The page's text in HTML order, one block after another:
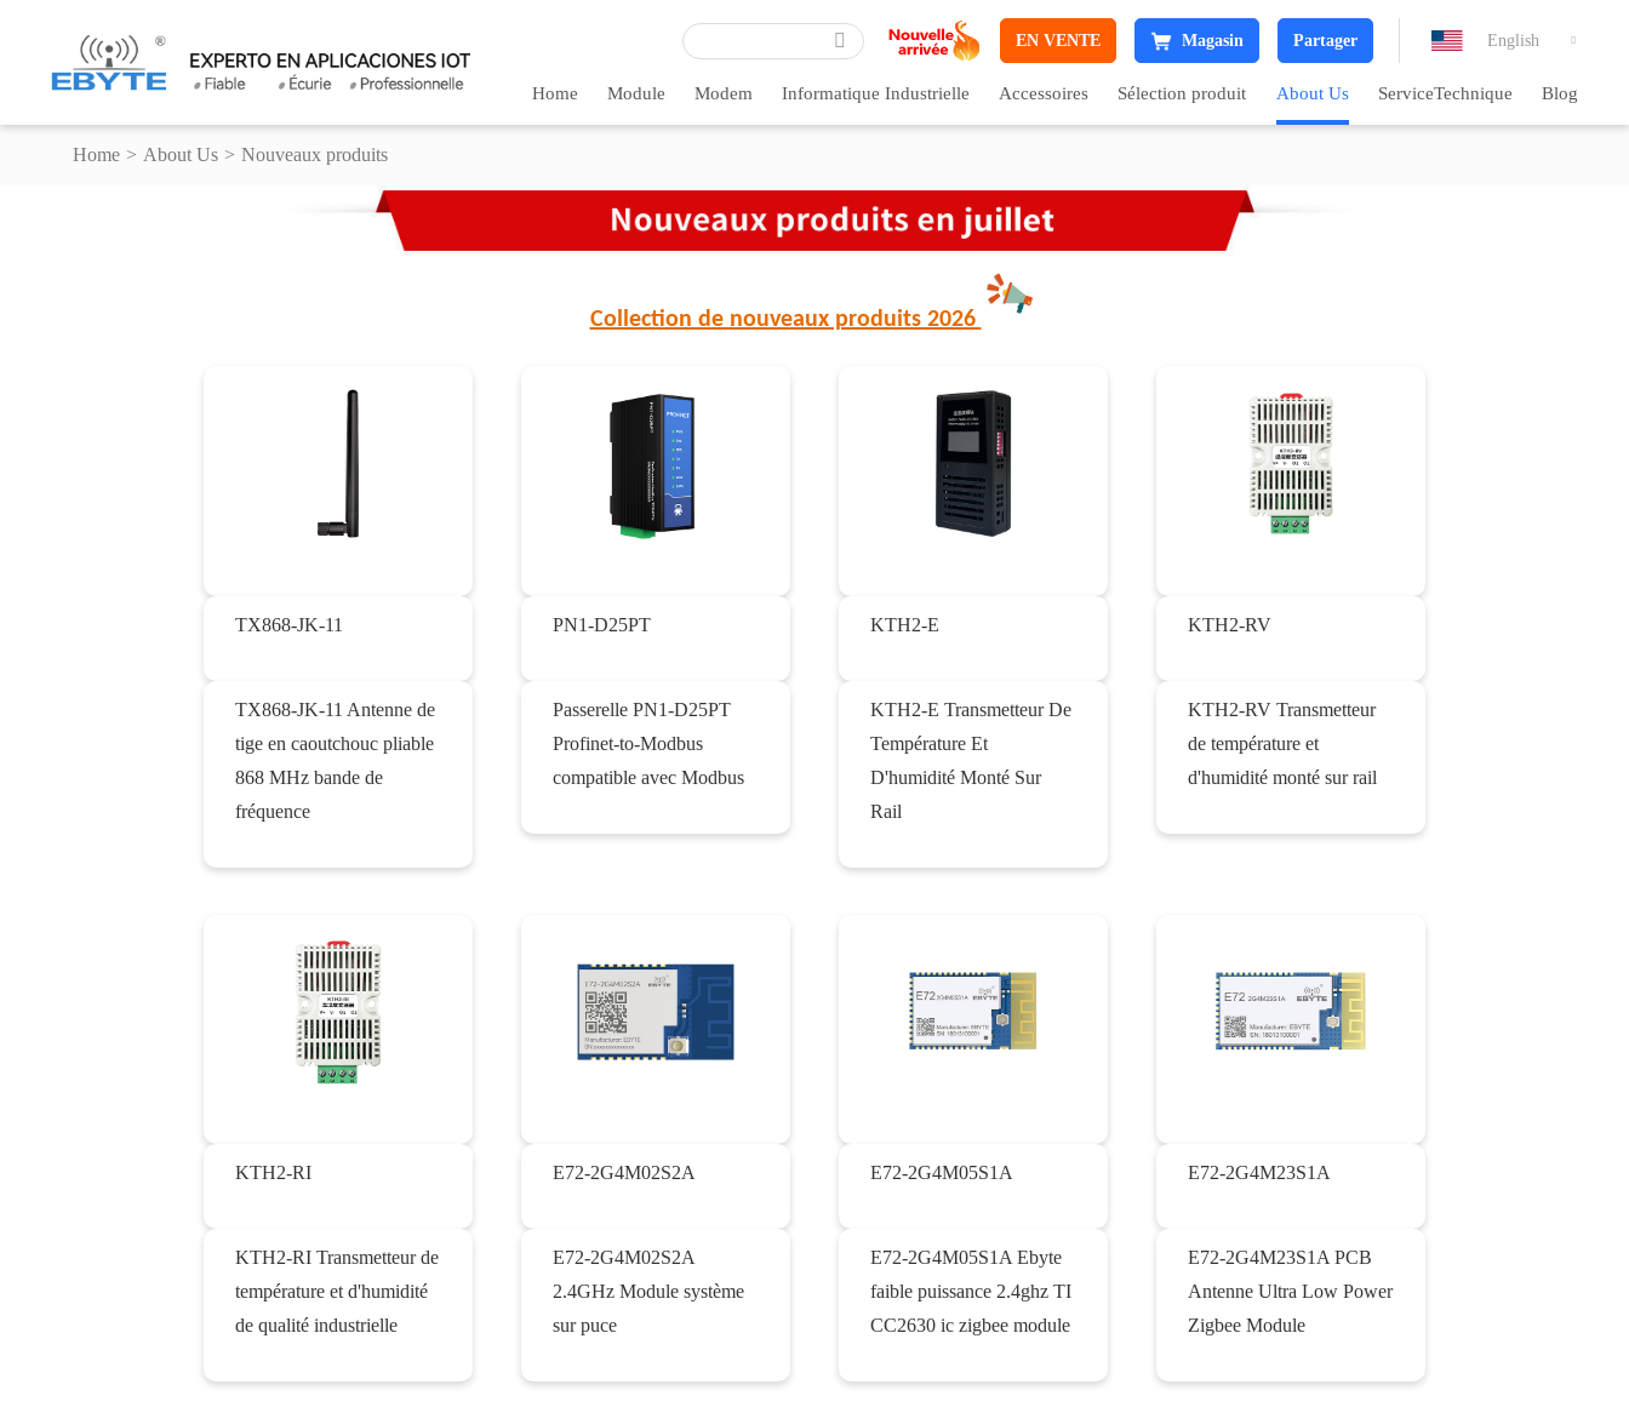
EN VENTE Magasin Partager English 
Home Module Modem Informatique Industrielle Accessoires Sélection produit About Us ServiceTechnique Blog
Home > About Us > Nouveaux produits
Collection de nouveaux produits 2026
TX868-JK-11
TX868-JK-11 Antenne de
tige en caoutchouc pliable
868 MHz bande de
fréquence
PN1-D25PT
Passerelle PN1-D25PT
Profinet-to-Modbus
compatible avec Modbus
KTH2-E
KTH2-E Transmetteur De
Température Et
D'humidité Monté Sur
Rail
KTH2-RV
KTH2-RV Transmetteur
de température et
d'humidité monté sur rail
KTH2-RI
KTH2-RI Transmetteur de
température et d'humidité
de qualité industrielle
E72-2G4M02S2A
E72-2G4M02S2A
2.4GHz Module système
sur puce
E72-2G4M05S1A
E72-2G4M05S1A Ebyte
faible puissance 2.4ghz TI
CC2630 ic zigbee module
E72-2G4M23S1A
E72-2G4M23S1A PCB
Antenne Ultra Low Power
Zigbee Module